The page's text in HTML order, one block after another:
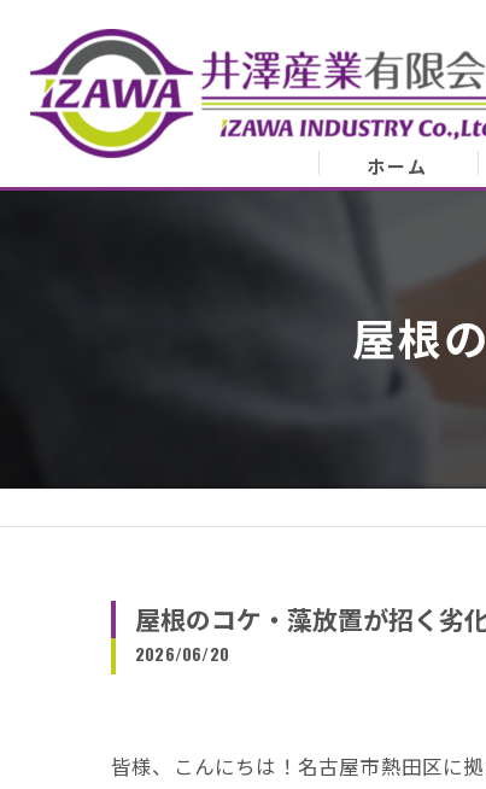
ホーム
屋根
屋根のコケ・藻放置が招く劣
2026/06/20
皆様、こんにちは！名古屋市熱田区に